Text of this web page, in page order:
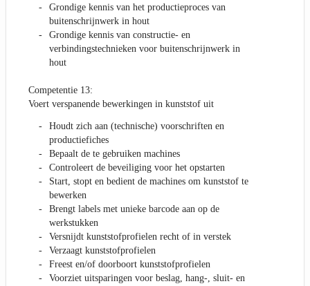
Grondige kennis van het productieproces van
buitenschrijnwerk in hout
Grondige kennis van constructie- en
verbindingstechnieken voor buitenschrijnwerk in
hout
Competentie 13:
Voert verspanende bewerkingen in kunststof uit
Houdt zich aan (technische) voorschriften en
productiefiches
Bepaalt de te gebruiken machines
Controleert de beveiliging voor het opstarten
Start, stopt en bedient de machines om kunststof te
bewerken
Brengt labels met unieke barcode aan op de
werkstukken
Versnijdt kunststofprofielen recht of in verstek
Verzaagt kunststofprofielen
Freest en/of doorboort kunststofprofielen
Voorziet uitsparingen voor beslag, hang-, sluit- en